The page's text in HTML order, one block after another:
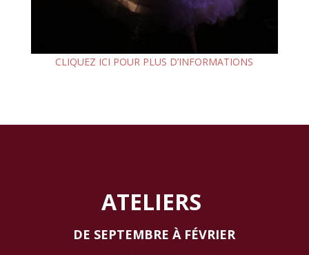
CLIQUEZ ICI POUR PLUS D’INFORMATIONS
ATELIERS
DE SEPTEMBRE À FÉVRIER